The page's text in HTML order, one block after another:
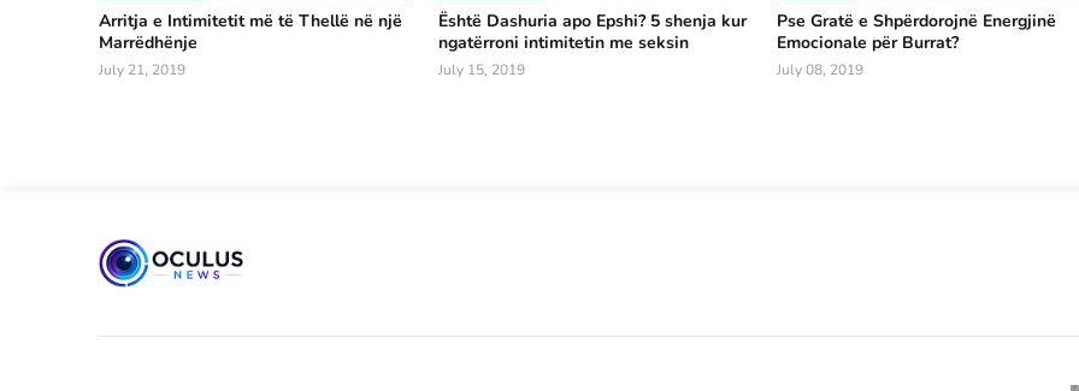
Arritja e Intimitetit më të Thellë në një
Marrëdhënje
July 21, 2019
Është Dashuria apo Epshi? 5 shenja kur
ngatërroni intimitetin me seksin
July 15, 2019
Pse Gratë e Shpërdorojnë Energjinë
Emocionale për Burrat?
July 08, 2019